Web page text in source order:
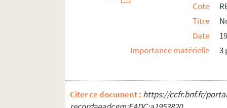
Cote
Titre
Date
Importance matérielle
3
Citer ce document : https://ccfr.bnf.fr/